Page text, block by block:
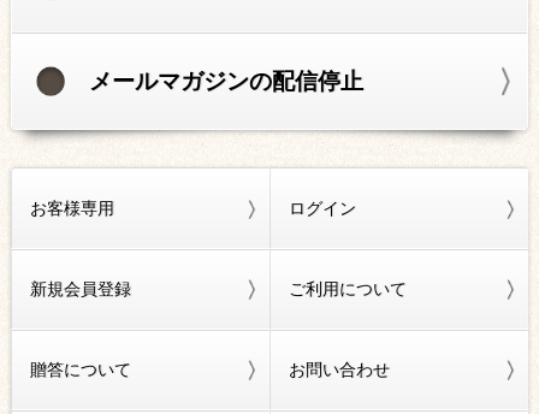
メールマガジンの配信停止
お客様専用 ログイン
新規会員登録 ご利用について
贈答について お問い合わせ